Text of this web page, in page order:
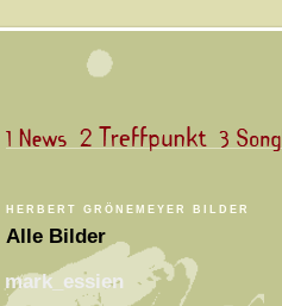
HERBERT GRÖNEMEYER BILDER
Alle Bilder
mark_essien